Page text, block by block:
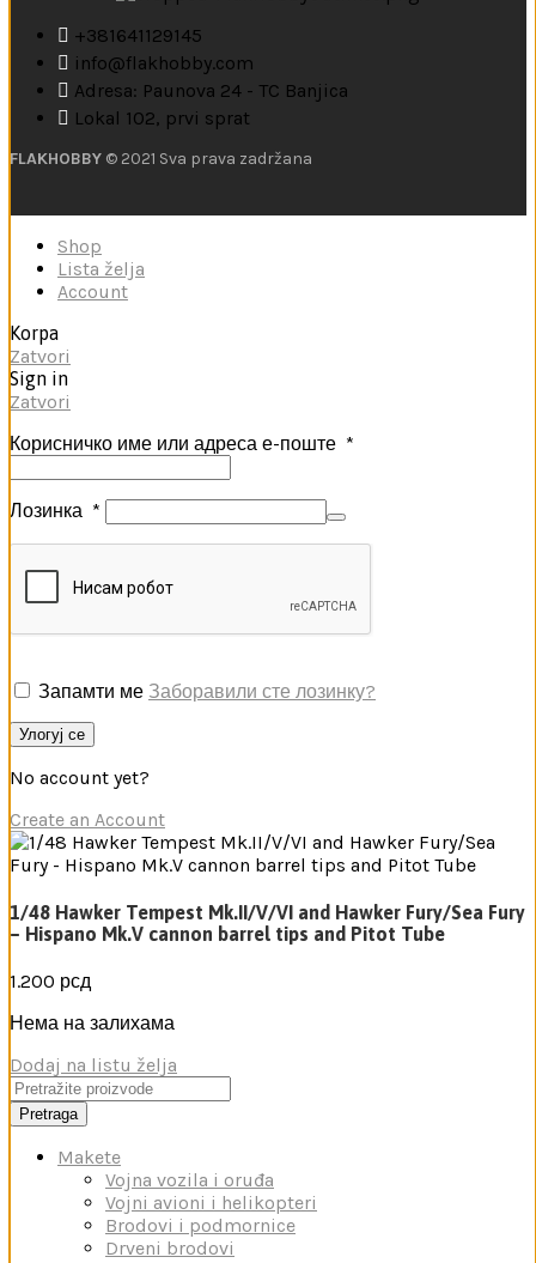
+381641129145
info@flakhobby.com
Adresa: Paunova 24 - TC Banjica
Lokal 102, prvi sprat
FLAKHOBBY © 2021 Sva prava zadržana
Shop
Lista želja
Account
Korpa
Zatvori
Sign in
Zatvori
Корисничко име или адреса е-поште *
Лозинка *
Запамти ме Заборавили сте лозинку?
Улогуј се
No account yet?
Create an Account
1/48 Hawker Tempest Mk.II/V/VI and Hawker Fury/Sea Fury
– Hispano Mk.V cannon barrel tips and Pitot Tube
1.200 рсд
Нема на залихама
Dodaj na listu želja
Pretraga
Makete
Vojna vozila i oruđa
Vojni avioni i helikopteri
Brodovi i podmornice
Drveni brodovi